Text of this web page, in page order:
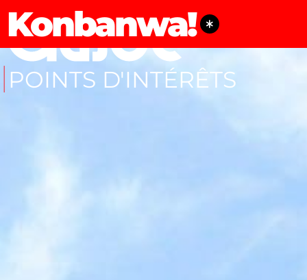
Konbanwa!
POINTS D'INTÉRÊTS